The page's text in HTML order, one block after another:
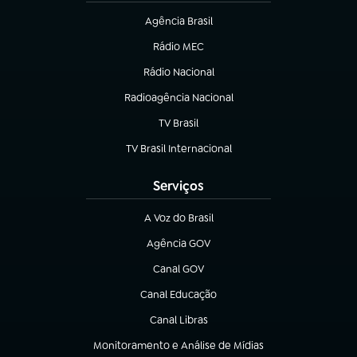
Agência Brasil
(abre em nova aba)
Rádio MEC
(abre em nova aba)
Rádio Nacional
Radioagência Nacional
(abre em nova aba)
TV Brasil
(abre em nova aba)
TV Brasil Internacional
(abre em nova aba)
Serviços
A Voz do Brasil
(abre em nova aba)
Agência GOV
(abre em nova aba)
Canal GOV
(abre em nova aba)
Canal Educação
(abre em nova aba)
Canal Libras
(abre em nova aba)
Monitoramento e Análise de Mídias
(abre em nova aba)